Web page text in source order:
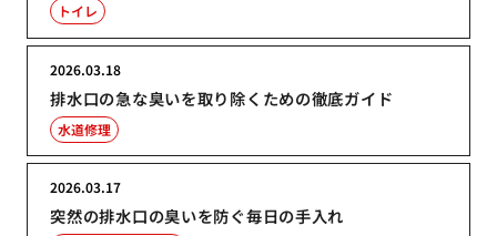
トイレ
排水口の急な臭いを取り除くための徹底ガイド
2026.03.18
水道修理
突然の排水口の臭いを防ぐ毎日の手入れ
2026.03.17